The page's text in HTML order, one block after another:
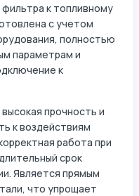
к топливному
с учетом
полностью
параметрам и
к
прочность и
к воздействиям
работа при
срок
Является прямым
что упрощает